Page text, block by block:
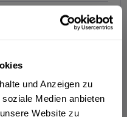
und Anzeigen zu
Medien anbieten
Website zu
Pott Rum nach